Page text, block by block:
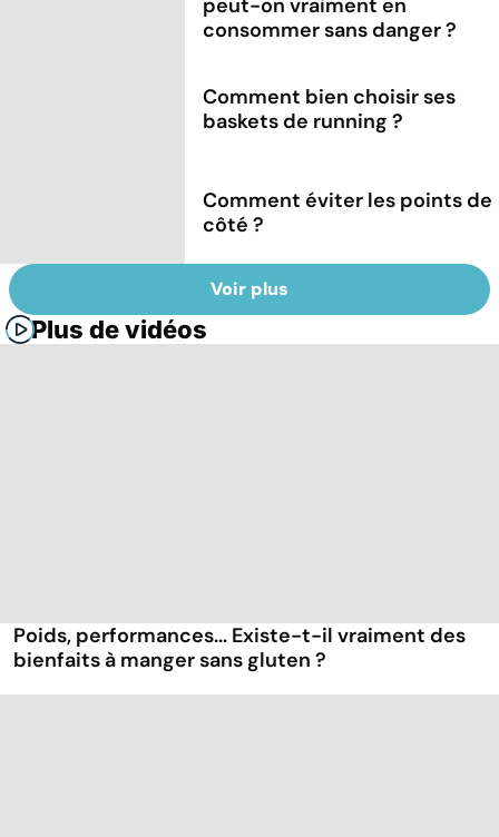
consommer sans danger ?
Comment bien choisir ses
baskets de running ?
Comment éviter les points de
côté ?
Voir plus
Plus de vidéos
Poids, performances... Existe-t-il vraiment des
bienfaits à manger sans gluten ?